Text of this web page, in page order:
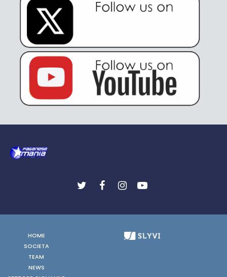
HOME
SOCIETA
TEAM
NEWS